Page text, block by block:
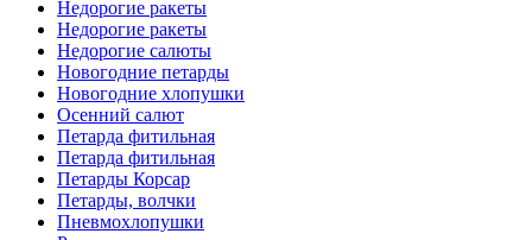
Недорогие ракеты
Недорогие ракеты
Недорогие салюты
Новогодние петарды
Новогодние хлопушки
Осенний салют
Петарда фитильная
Петарда фитильная
Петарды Корсар
Петарды, волчки
Пневмохлопушки